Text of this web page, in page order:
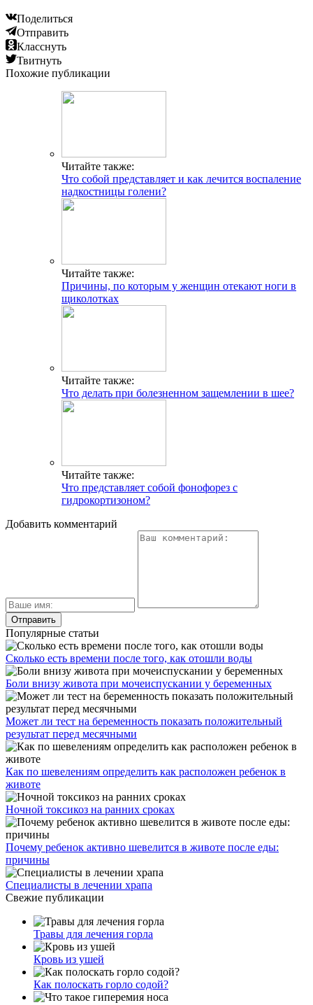
Поделиться
Отправить
Класснуть
Твитнуть
Похожие публикации
Читайте также:
Что собой представляет и как лечится воспаление
надкостницы голени?
Читайте также:
Причины, по которым у женщин отекают ноги в
щиколотках
Читайте также:
Что делать при болезненном защемлении в шее?
Читайте также:
Что представляет собой фонофорез с
гидрокортизоном?
Добавить комментарий
Популярные статьи
Сколько есть времени после того, как отошли воды
Боли внизу живота при мочеиспускании у беременных
Может ли тест на беременность показать положительный
результат перед месячными
Как по шевелениям определить как расположен ребенок в
животе
Ночной токсикоз на ранних сроках
Почему ребенок активно шевелится в животе после еды:
причины
Специалисты в лечении храпа
Свежие публикации
Травы для лечения горла
Кровь из ушей
Как полоскать горло содой?